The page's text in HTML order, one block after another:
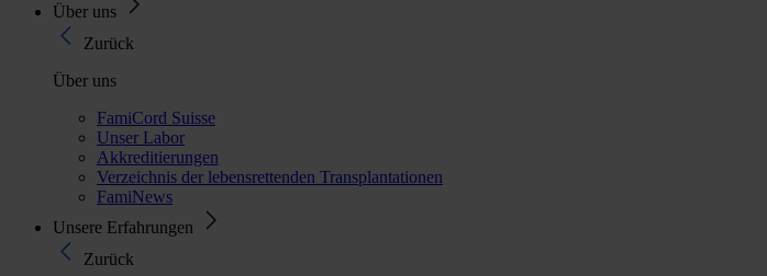
Über uns
Zurück
Über uns
FamiCord Suisse
Unser Labor
Akkreditierungen
Verzeichnis der lebensrettenden Transplantationen
FamiNews
Unsere Erfahrungen
Zurück